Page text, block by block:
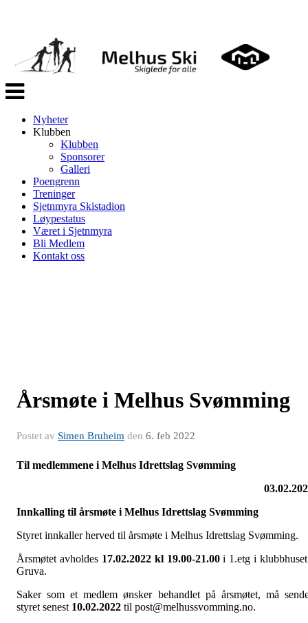
Veksle
navigasjon
Nyheter
Klubben
Klubben
Sponsorer
Galleri
Poengrenn
Treninger
Sjetnmyra Skistadion
Løypestatus
Været i Sjetnmyra
Bli Medlem
Kontakt oss
Årsmøte i Melhus Svømming
Postet av Simen Bruheim den 6. feb 2022
Til medlemmene i Melhus Idrettslag Svømming
Innkalling til årsmøte i Melhus Idrettslag Svømming
Styret innkaller herved til årsmøte i Melhus Idrettslag Svømming.
Årsmøtet avholdes 17.02.2022 kl 19.00-21.00i 1.etg i
Gruva.
Saker som et medlem ønsker behandlet på årsmøtet, må
styret senest 10.02.2022 til post@melhussvomming.no.